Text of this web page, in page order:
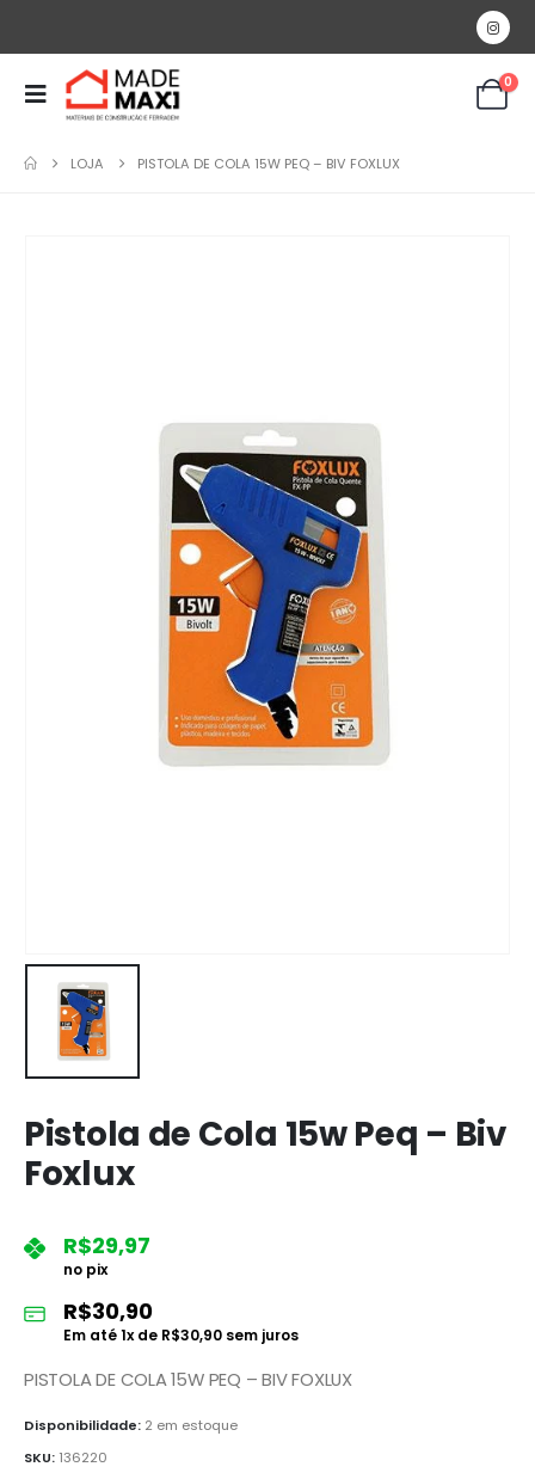
0
LOJA PISTOLA DE COLA 15W PEQ – BIV FOXLUX
Pistola de Cola 15w Peq – Biv
Foxlux
R$29,97
no pix
R$30,90
Em até1x de R$30,90 sem juros
PISTOLA DE COLA 15W PEQ – BIV FOXLUX
Disponibilidade: 2 em estoque
SKU: 136220